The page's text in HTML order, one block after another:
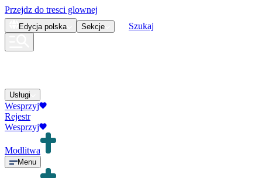
Przejdz do tresci glownej
Edycja polska Sekcje Szukaj
Usługi
Wesprzyj
Rejestr
Wesprzyj
Modlitwa
Menu